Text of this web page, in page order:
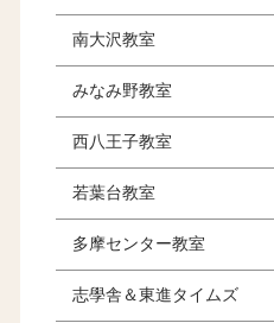
南大沢教室
みなみ野教室
西八王子教室
若葉台教室
多摩センター教室
志學舎＆東進タイムズ